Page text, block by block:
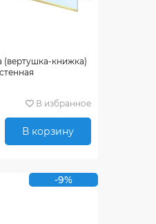
(вертушка-книжка)
В избранное
В корзину
-9%